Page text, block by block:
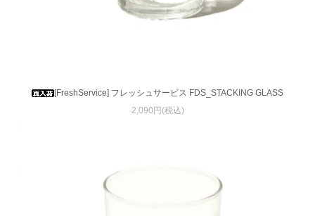
[FreshService] フレッシュサービス FDS_STACKING GLASS
2,090円(税込)